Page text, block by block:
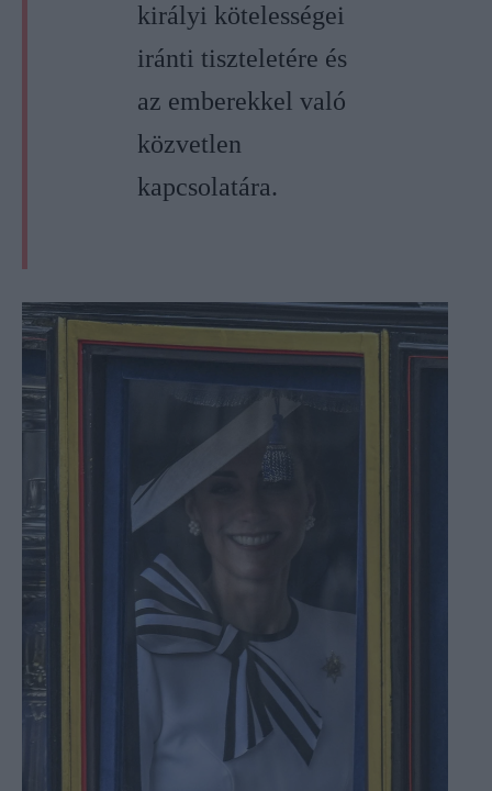
királyi kötelességei
iránti tiszteletére és
az emberekkel való
közvetlen
kapcsolatára.